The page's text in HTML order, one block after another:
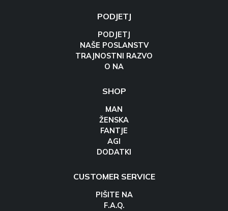
PODJETJ
PODJETJ
NAŠE POSLANSTV
TRAJNOSTNI RAZVO
O NA
SHOP
MAN
ŽENSKA
FANTJE
AGI
DODATKI
CUSTOMER SERVICE
PIŠITE NA
F.A.Q.